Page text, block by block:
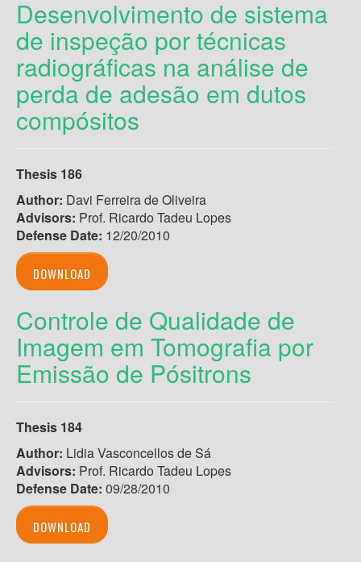
Desenvolvimento de sistema
de inspeção por técnicas
radiográficas na análise de
perda de adesão em dutos
compósitos
Thesis 186
Author: Davi Ferreira de Oliveira
Advisors: Prof. Ricardo Tadeu Lopes
Defense Date: 12/20/2010
DOWNLOAD
Controle de Qualidade de
Imagem em Tomografia por
Emissão de Pósitrons
Thesis 184
Author: Lidia Vasconcellos de Sá
Advisors: Prof. Ricardo Tadeu Lopes
Defense Date: 09/28/2010
DOWNLOAD